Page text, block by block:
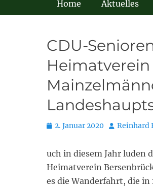
Home Aktuelles
CDU-
Posted
2. Januar 2020 Autor
Reinhard
uch in diesem Jahr luden
Heimatverein
es die Wanderfahrt, die